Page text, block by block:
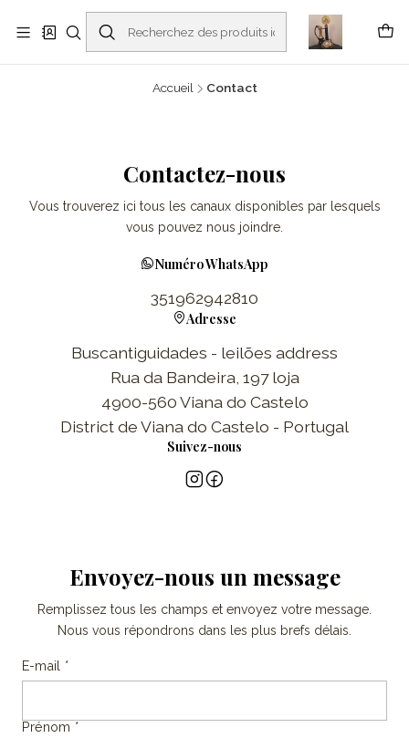
Buscantiguidades - Leilões. Colecionismo e antiguidades em Viana do
Castelo -
En savoir plus
Accueil Contact
Contactez-nous
Vous trouverez ici tous les canaux disponibles par lesquels
vous pouvez nous joindre.
Numéro WhatsApp
351962942810
Adresse
Buscantiguidades - leilões address
Rua da Bandeira, 197 loja
4900-560 Viana do Castelo
District de Viana do Castelo - Portugal
Suivez-nous
Envoyez-nous un message
Remplissez tous les champs et envoyez votre message.
Nous vous répondrons dans les plus brefs délais.
E-mail *
Prénom *